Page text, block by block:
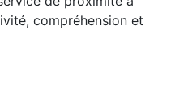
compréhension et